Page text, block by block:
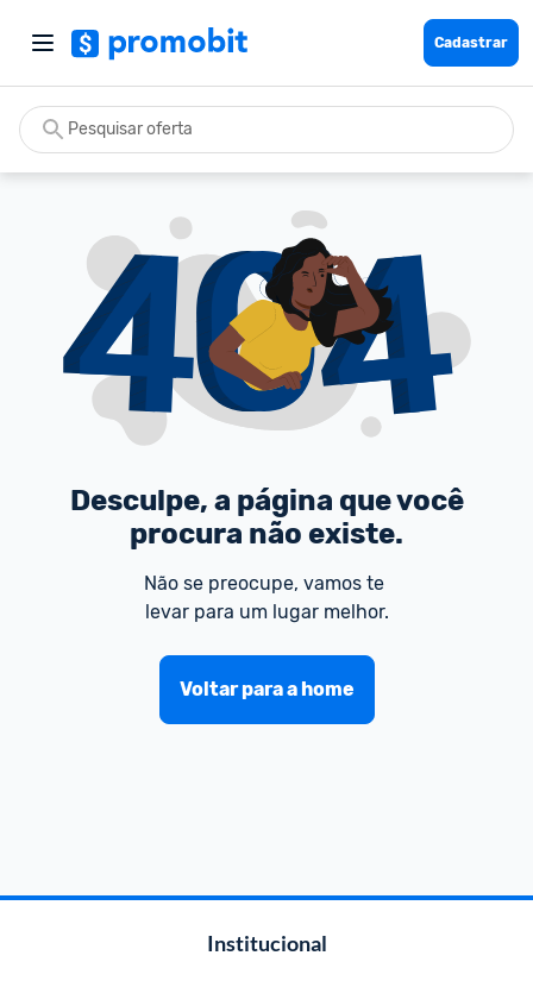
Cadastrar
Desculpe, a página que você
procura não existe.
Não se preocupe, vamos te
levar para um lugar melhor.
Voltar para a home
Institucional